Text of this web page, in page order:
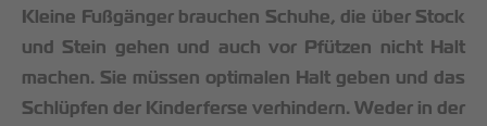
Kleine Fußgänger brauchen Schuhe, die über Stock
und Stein gehen und auch vor Pfützen nicht Halt
machen. Sie müssen optimalen Halt geben und das
Schlüpfen der Kinderferse verhindern. Weder in der